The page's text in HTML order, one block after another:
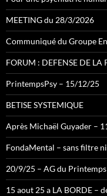
MEETING du 28/3/2026
Communiqué du Groupe
FORUM : DEFENSE DE LA
PrintempsPsy – 15/12/25
BETISE SYSTEMIQUE
Après Michaël Guyader –
FondaMental – sans filtre
20/9/25 – AG du
15 aout 25 a LA BORDE –